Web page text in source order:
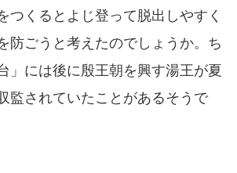
つくるとよじ登って脱出しやすく
防ごうと考えたのでしょうか。ち
」には後に殷王朝を興す湯王が夏
監されていたことがあるそうで